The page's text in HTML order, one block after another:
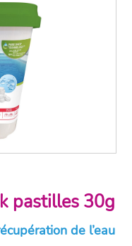
pastilles 30g
de l’eau